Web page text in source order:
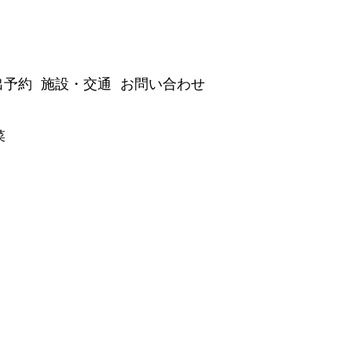
予約 施設・交通 お問い合わせ